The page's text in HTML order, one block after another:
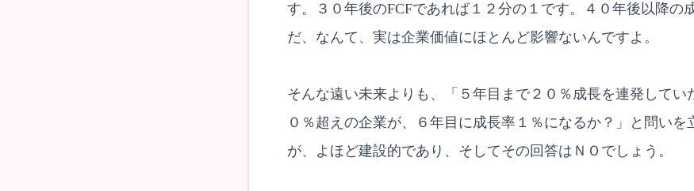
す。３０年後のFCFであれば１２分の１です。４０年後以降の
だ、なんて、実は企業価値にほとんど影響ないんですよ。
そんな遠い未来よりも、「５年目まで２０％成長を連発してい
０％超えの企業が、６年目に成長率１％になるか？」と問いを
が、よほど建設的であり、そしてその回答はＮＯでしょう。